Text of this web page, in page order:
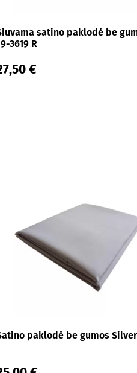
satino paklodė be
3619 R
€
paklodė be gumos Silver